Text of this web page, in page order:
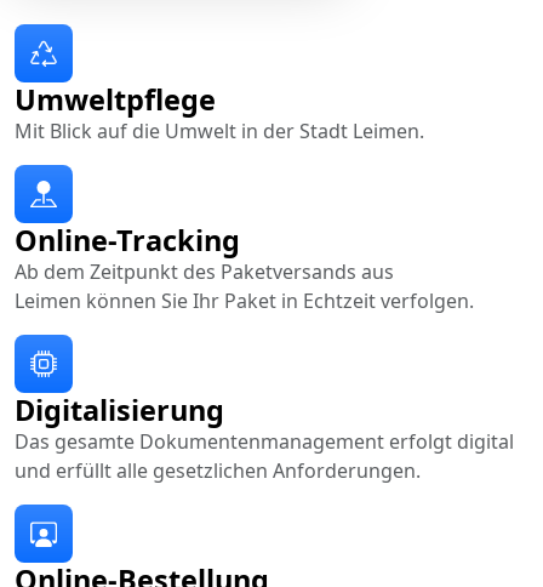
Online-Tracking
Ab dem Zeitpunkt des Paketversands aus
Leimen können Sie Ihr Paket in Echtzeit verfolgen.
Digitalisierung
Das gesamte Dokumentenmanagement erfolgt digital
und erfüllt alle gesetzlichen Anforderungen.
Umweltpflege
Mit Blick auf die Umwelt in der Stadt Leimen.